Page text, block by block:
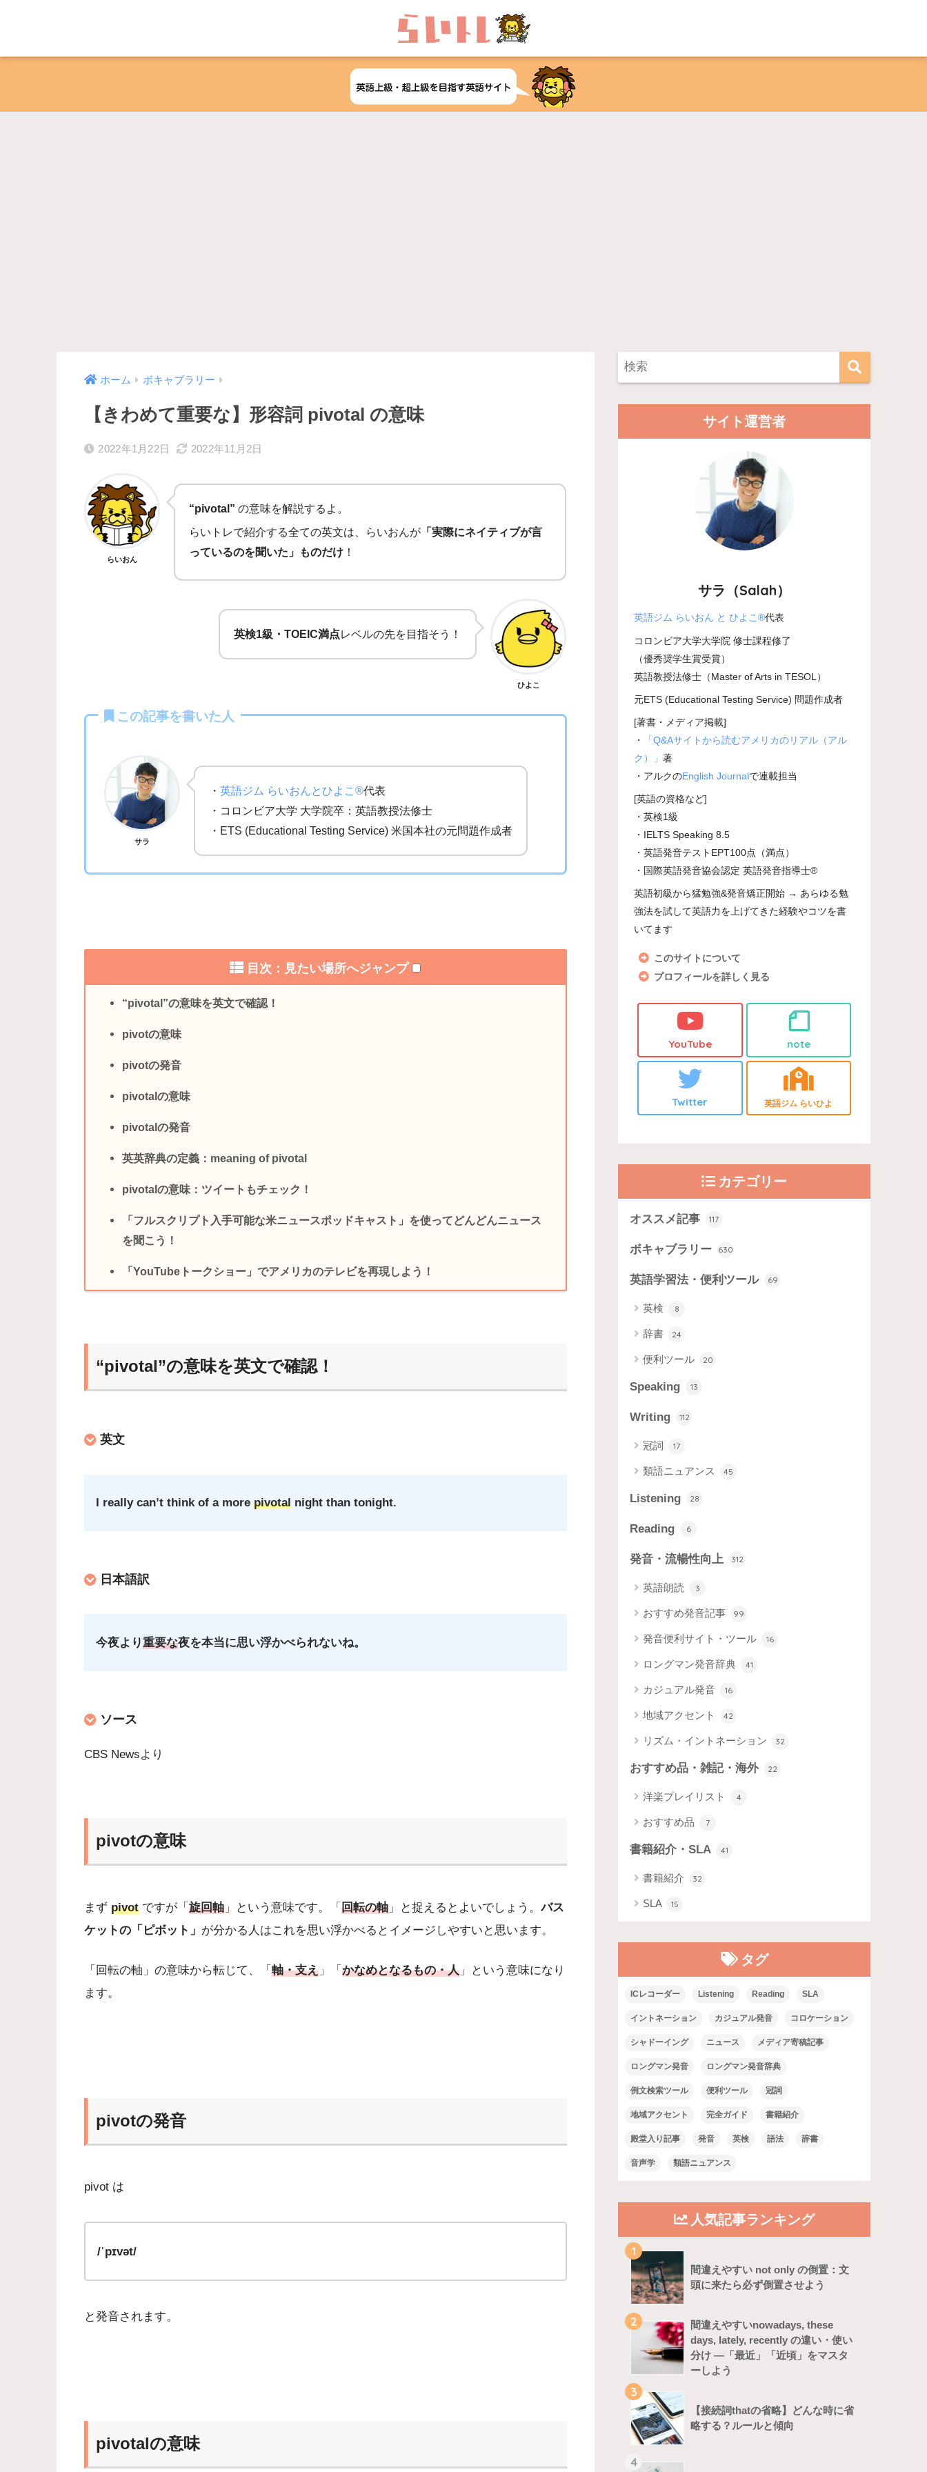
ホーム ボキャブラリー
【きわめて重要な】形容詞 pivotal の意味
2022年1月22日 2022年11月2日
らいおん
“pivotal” の意味を解説するよ。
らいトレで紹介する全ての英文は、らいおんが 「実際にネイティブが言
っているのを聞いた」ものだけ ！
英検1級・TOEIC満点レベルの先を目指そう！
ひよこ
この記事を書いた人
サラ
・ 英語ジム らいおんとひよこ®代表
・コロンビア大学 大学院卒：英語教授法修士
・ETS (Educational Testing Service) 米国本社の元問題作成者
目次：見たい場所へジャンプ
“pivotal”の意味を英文で確認！
pivotの意味
pivotの発音
pivotalの意味
pivotalの発音
英英辞典の定義：meaning of pivotal
pivotalの意味：ツイートもチェック！
「フルスクリプト入手可能な米ニュースポッドキャスト」を使ってどんどんニュース
を聞こう！
「YouTubeトークショー」でアメリカのテレビを再現しよう！
“pivotal”の意味を英文で確認！
英文
I really can’t think of a morepivotal night than tonight.
日本語訳
今夜より重要な夜を本当に思い浮かべられないね。
ソース
CBS Newsより
pivotの意味
まず pivot ですが「 旋回軸 」という意味です。「 回転の軸 」と捉えるとよいでしょう。バス
ケットの「ピボット」 が分かる人はこれを思い浮かべるとイメージしやすいと思います。
「回転の軸」の意味から転じて、「 軸・支え 」「 かなめとなるもの・人 」という意味になり
ます。
pivotの発音
pivot は
/ˈpɪvət/
と発音されます。
pivotalの意味
サイト運営者
サラ（Salah）
英語ジム らいおん と ひよこ®代表
コロンビア大学大学院 修士課程修了
（優秀奨学生賞受賞）
英語教授法修士（Master of Arts in TESOL）
元ETS (Educational Testing Service) 問題作成者
[著書・メディア掲載]
・
「Q&Aサイトから読むアメリカのリアル（アル
ク）」著
・アルクのEnglish Journalで連載担当
[英語の資格など]
・英検1級
・IELTS Speaking 8.5
・英語発音テストEPT100点（満点）
・国際英語発音協会認定 英語発音指導士®
英語初級から猛勉強&発音矯正開始 → あらゆる勉
強法を試して英語力を上げてきた経験やコツを書
いてます
このサイトについて
プロフィールを詳しく見る
YouTube note
Twitter 英語ジム らいひよ
カテゴリー
オススメ記事 117
ボキャブラリー 630
英語学習法・便利ツール 69
英検 8
辞書 24
便利ツール 20
Speaking 13
Writing 112
冠詞 17
類語ニュアンス 45
Listening 28
Reading 6
発音・流暢性向上 312
英語朗読 3
おすすめ発音記事 99
発音便利サイト・ツール 16
ロングマン発音辞典 41
カジュアル発音 16
地域アクセント 42
リズム・イントネーション 32
おすすめ品・雑記・海外 22
洋楽プレイリスト 4
おすすめ品 7
書籍紹介・SLA 41
書籍紹介 32
SLA 15
タグ
ICレコーダー Listening Reading SLA
イントネーション カジュアル発音 コロケーション
シャドーイング ニュース メディア寄稿記事
ロングマン発音 ロングマン発音辞典
例文検索ツール 便利ツール 冠詞
地域アクセント 完全ガイド 書籍紹介
殿堂入り記事 発音 英検 語法 辞書
音声学 類語ニュアンス
人気記事ランキング
1
間違えやすい not only の倒置：文
頭に来たら必ず倒置させよう
2
間違えやすいnowadays, these
days, lately, recently の違い・使い
分け ―「最近」「近頃」をマスタ
ーしよう
3
【接続詞thatの省略】どんな時に省
略する？ルールと傾向
4